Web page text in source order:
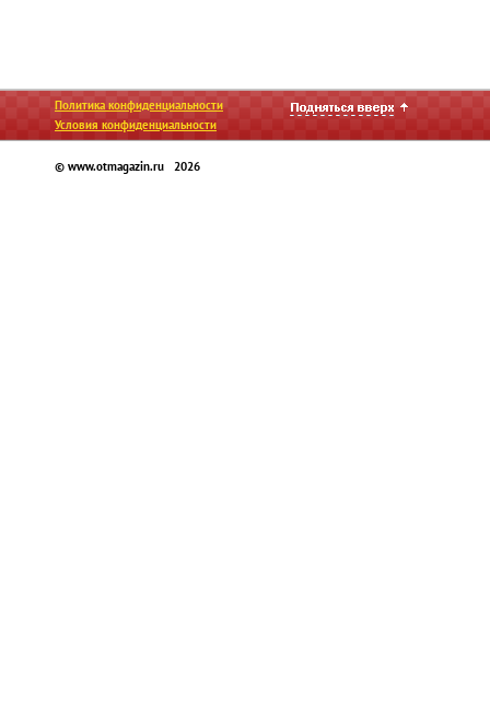
Политика конфиденциальности
Условия конфиденциальности
© www.otmagazin.ru 2026